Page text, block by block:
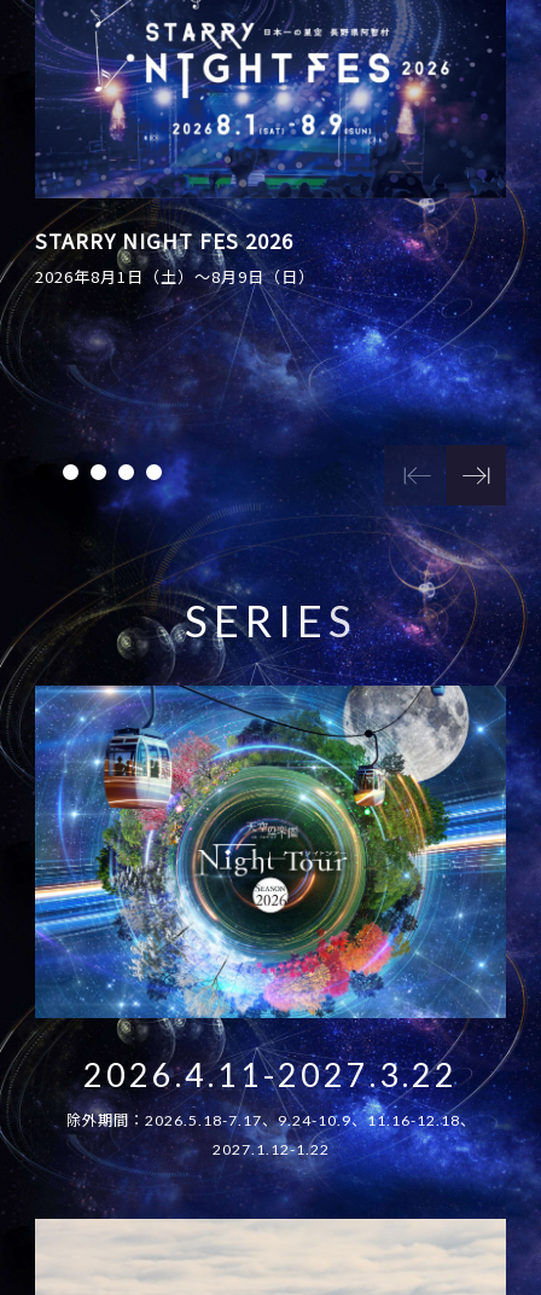
STARRY NIGHT FES 2026
2026年8月1日（土）〜8月9日（日）
「アイドルマスター シンデレラガールズ」 ×
Star Village ACHI コラボレーション2026
天空の楽園 ナイトツアースペシャルイベント
「天体観測会 supported by Vixen」開催
日本一の星空写真室 〜星降る記憶をあなたに〜
星兄 STARLIGHT SHOW
SERIES
2026.4.11-2027.3.22
除外期間：2026.5.18-7.17、9.24-10.9、11.16-12.18、
2027.1.12-1.22